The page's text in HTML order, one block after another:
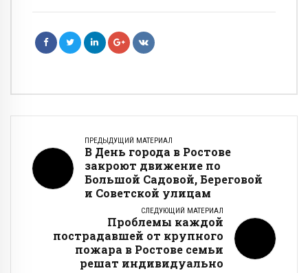
ПРЕДЫДУЩИЙ МАТЕРИАЛ
В День города в Ростове
закроют движение по
Большой Садовой, Береговой
и Советской улицам
СЛЕДУЮЩИЙ МАТЕРИАЛ
Проблемы каждой
пострадавшей от крупного
пожара в Ростове семьи
решат индивидуально